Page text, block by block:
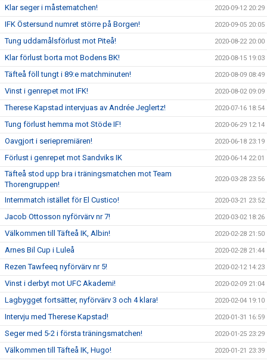
Klar seger i måstematchen! 2020-09-12 20:29
IFK Östersund numret större på Borgen! 2020-09-05 20:05
Tung uddamålsförlust mot Piteå! 2020-08-22 20:00
Klar förlust borta mot Bodens BK! 2020-08-15 19:03
Täfteå föll tungt i 89:e matchminuten! 2020-08-09 08:49
Vinst i genrepet mot IFK! 2020-08-02 09:09
Therese Kapstad intervjuas av Andrée Jeglertz! 2020-07-16 18:54
Tung förlust hemma mot Stöde IF! 2020-06-29 12:14
Oavgjort i seriepremiären! 2020-06-18 23:19
Förlust i genrepet mot Sandviks IK 2020-06-14 22:01
Täfteå stod upp bra i träningsmatchen mot Team
Thorengruppen!
2020-03-28 23:56
Internmatch istället för El Custico! 2020-03-21 23:52
Jacob Ottosson nyförvärv nr 7! 2020-03-02 18:26
Välkommen till Täfteå IK, Albin! 2020-02-28 21:50
Arnes Bil Cup i Luleå 2020-02-28 21:44
Rezen Tawfeeq nyförvärv nr 5! 2020-02-12 14:23
Vinst i derbyt mot UFC Akademi! 2020-02-09 21:04
Lagbygget fortsätter, nyförvärv 3 och 4 klara! 2020-02-04 19:10
Intervju med Therese Kapstad! 2020-01-31 16:59
Seger med 5-2 i första träningsmatchen! 2020-01-25 23:29
Välkommen till Täfteå IK, Hugo! 2020-01-21 23:39